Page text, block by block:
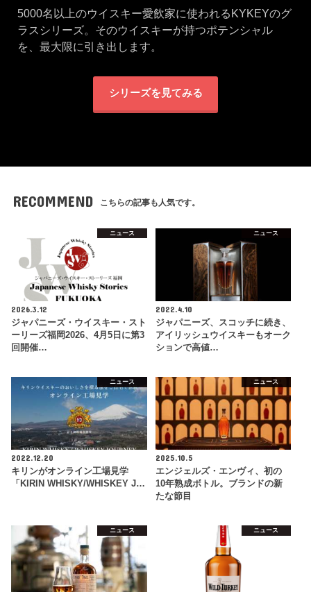
5000名以上のウイスキー愛飲家に使われるKYKEYのグ
ラスシリーズ。そのウイスキーが持つポテンシャル
を、最大限に引き出します。
シリーズを見てみる
RECOMMEND こちらの記事も人気です。
ニュース
2026.3.12
ジャパニーズ・ウイスキー・スト
ーリーズ福岡2026、4月5日に第3
回開催…
ニュース
2022.4.10
ジャパニーズ、スコッチに続き、
アイリッシュウイスキーもオーク
ションで高値…
ニュース
2022.12.20
キリンがオンライン工場見学
「KIRIN WHISKY/WHISKEY J…
ニュース
2025.10.5
エンジェルズ・エンヴィ、初の
10年熟成ボトル。ブランドの新
たな節目
ニュース ニュース